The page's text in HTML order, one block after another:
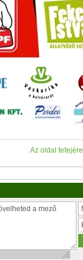
Az oldal tetejére